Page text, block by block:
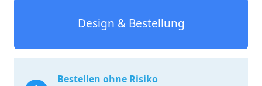
Design & Bestellung
Bestellen ohne Risiko